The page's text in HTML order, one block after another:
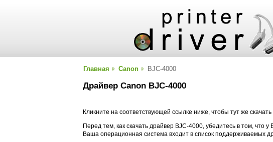
Главная Canon BJC-4000
Драйвер Canon BJC-4000
Кликните на соответствующей ссылке ниже, чтобы тут же
Перед тем, как скачать драйвер BJC-4000, убедитесь в том, что
Ваша операционная система входит в список поддерживаемых